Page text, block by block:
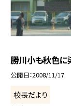
勝川小も秋色に
公開日 2008/11/17
校長だより